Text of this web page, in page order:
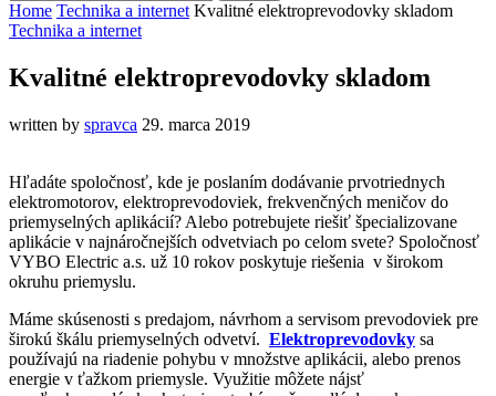
Home Technika a internet Kvalitné elektroprevodovky skladom
Technika a internet
Kvalitné elektroprevodovky skladom
written by spravca 29. marca 2019
Hľadáte spoločnosť, kde je poslaním dodávanie prvotriednych
elektromotorov, elektroprevodoviek, frekvenčných meničov do
priemyselných aplikácií? Alebo potrebujete riešiť špecializovane
aplikácie v najnáročnejších odvetviach po celom svete? Spoločnosť
VYBO Electric a.s. už 10 rokov poskytuje riešenia v širokom
okruhu priemyslu.
Máme skúsenosti s predajom, návrhom a servisom prevodoviek pre
širokú škálu priemyselných odvetví. Elektroprevodovky sa
používajú na riadenie pohybu v množstve aplikácii, alebo prenos
energie v ťažkom priemysle. Využitie môžete nájsť